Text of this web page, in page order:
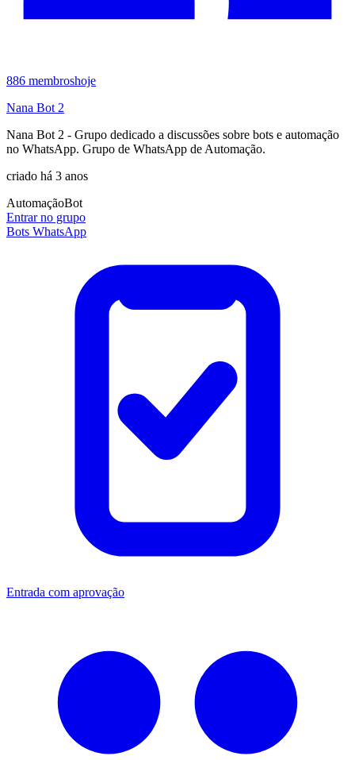
886 membroshoje
Nana Bot 2
Nana Bot 2 - Grupo dedicado a discussões sobre bots e automação
no WhatsApp. Grupo de WhatsApp de Automação.
criado há 3 anos
AutomaçãoBot
Entrar no grupo
Bots WhatsApp
Entrada com aprovação